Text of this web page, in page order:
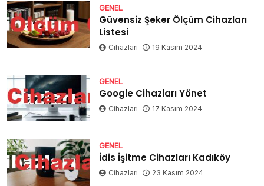
GENEL
Güvensiz Şeker Ölçüm Cihazları
Listesi
Cihazları 19 Kasım 2024
GENEL
Google Cihazları Yönet
Cihazları 17 Kasım 2024
GENEL
İdis İşitme Cihazları Kadıköy
Cihazları 23 Kasım 2024